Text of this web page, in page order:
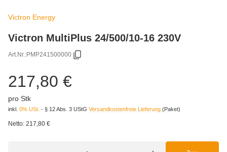
Victron Energy
Victron MultiPlus 24/500/10-16 230V
Art.Nr.:PMP241500000
217,80 €
pro Stk
inkl. 0% USt. - § 12 Abs. 3 UStG Versandkostenfreie Lieferung (Paket)
Netto: 217,80 €